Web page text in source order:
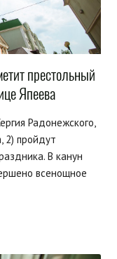
престольный
Япеева
Радонежского,
2) пройдут
В канун
всенощное